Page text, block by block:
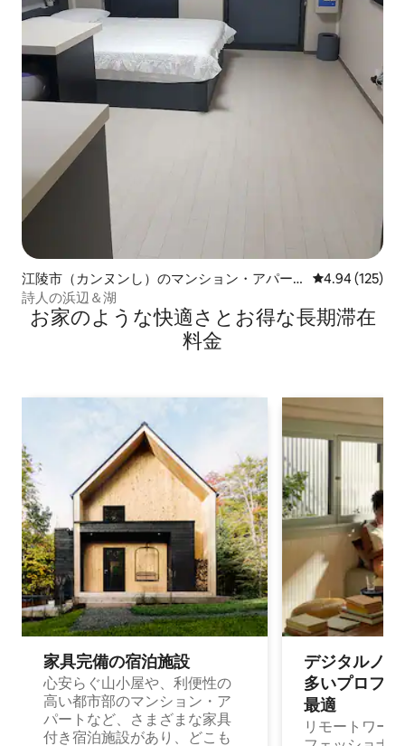
江陵市（カンヌンし）のマンション・アパー
ト
レビュー125
4.94 (125)
詩人の浜辺＆湖
お家のような快⁠適⁠さ⁠とお⁠得⁠な長⁠期⁠滞⁠在
料⁠金
家具完備の宿⁠泊⁠施⁠設
心安らぐ山小屋や、利便性の
高い都市部のマンション・ア
パートなど、さまざまな家具
付き宿泊施設があり、どこも
デジタルノ
多⁠いプ⁠ロ⁠フ⁠
最⁠適
リモートワー